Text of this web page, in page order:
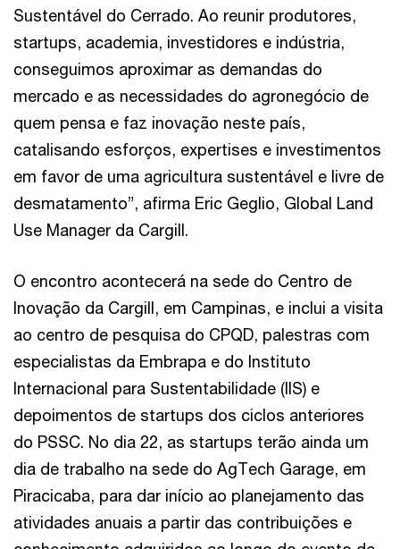
Sustentável do Cerrado. Ao reunir produtores,
startups, academia, investidores e indústria,
conseguimos aproximar as demandas do
mercado e as necessidades do agronegócio de
quem pensa e faz inovação neste país,
catalisando esforços, expertises e investimentos
em favor de uma agricultura sustentável e livre de
desmatamento”, afirma Eric Geglio, Global Land
Use Manager da Cargill.
O encontro acontecerá na sede do Centro de
Inovação da Cargill, em Campinas, e inclui a visita
ao centro de pesquisa do CPQD, palestras com
especialistas da Embrapa e do Instituto
Internacional para Sustentabilidade (IIS) e
depoimentos de startups dos ciclos anteriores
do PSSC. No dia 22, as startups terão ainda um
dia de trabalho na sede do AgTech Garage, em
Piracicaba, para dar início ao planejamento das
atividades anuais a partir das contribuições e